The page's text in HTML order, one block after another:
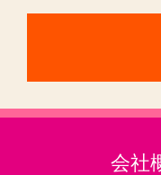
代々木駅
小川町駅(
高円寺駅
東池袋駅
会社